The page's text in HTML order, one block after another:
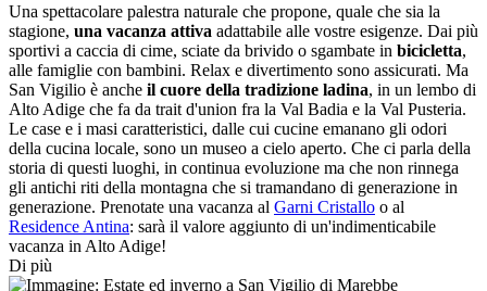
Una spettacolare palestra naturale che propone, quale che sia la
stagione, una vacanza attiva adattabile alle vostre esigenze. Dai più
sportivi a caccia di cime, sciate da brivido o sgambate in bicicletta,
alle famiglie con bambini. Relax e divertimento sono assicurati. Ma
San Vigilio è anche il cuore della tradizione ladina, in un lembo di
Alto Adige che fa da trait d'union fra la Val Badia e la Val Pusteria.
Le case e i masi caratteristici, dalle cui cucine emanano gli odori
della cucina locale, sono un museo a cielo aperto. Che ci parla della
storia di questi luoghi, in continua evoluzione ma che non rinnega
gli antichi riti della montagna che si tramandano di generazione in
generazione. Prenotate una vacanza al Garni Cristallo o al
Residence Antina: sarà il valore aggiunto di un'indimenticabile
vacanza in Alto Adige!
Di più